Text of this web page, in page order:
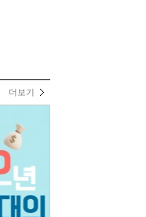
더보기